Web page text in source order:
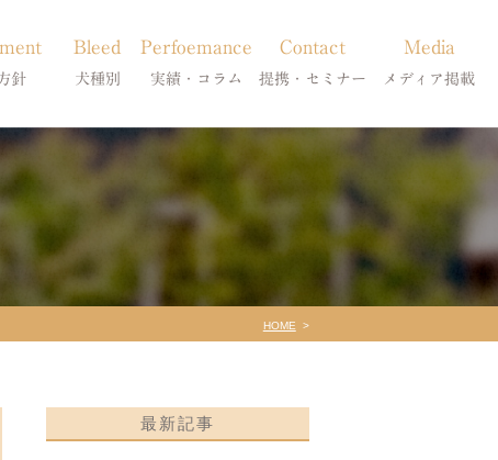
針
Bleed
犬種別
柴犬の皮膚病
シーズーの皮膚病
フレンチブルドッグの皮膚病
Perfoemance
実績・コラム
犬種別
症状別
Contact
提携・セミナー
診療提携・セミナー開催
Media
メディア掲載
メディア掲載
HOME
最新記事